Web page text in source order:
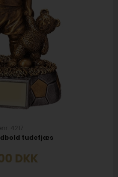
4217
tudefjæs
DKK